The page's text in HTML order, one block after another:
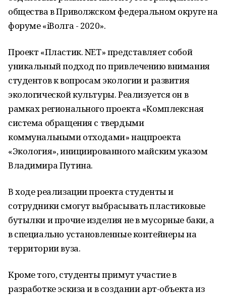
общества в Приволжском федеральном округе на
форуме «iВолга - 2020».
Проект «Пластик. NET» представляет собой
уникальный подход по привлечению внимания
студентов к вопросам экологии и развития
экологической культуры. Реализуется он в
рамках регионального проекта «Комплексная
система обращения с твердыми
коммунальными отходами» нацпроекта
«Экология», инициированного майским указом
Владимира Путина.
В ходе реализации проекта студенты и
сотрудники смогут выбрасывать пластиковые
бутылки и прочие изделия не в мусорные баки, а
в специально установленные контейнеры на
территории вуза.
Кроме того, студенты примут участие в
разработке эскиза и в создании арт-объекта из